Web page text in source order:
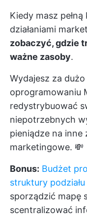
Kiedy masz
działaniami
zobaczyć, gdzie
ważne zasoby.
Wydajesz za
oprogramowaniu
redystrybuować
niepotrzebnych
pieniądze na inne
marketingowe. 💸
Bonus: Budżet
struktury
sporządzić mapę
scentralizować